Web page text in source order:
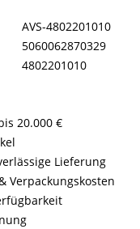
AVS-4802201010
5060062870329
4802201010
20.000 €
Lieferung
Verpackungskosten